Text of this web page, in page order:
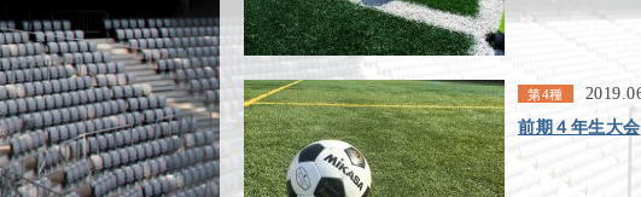
第4種
前期４年生大会